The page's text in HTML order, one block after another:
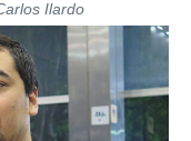
Ilardo